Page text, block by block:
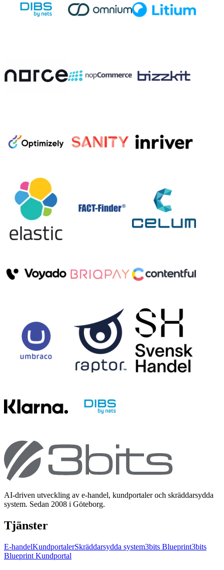
AI-driven utveckling av e-handel, kundportaler och skräddarsydda
system. Sedan 2008 i Göteborg.
Tjänster
E-handelKundportalerSkräddarsydda system3bits Blueprint3bits
Blueprint Kundportal